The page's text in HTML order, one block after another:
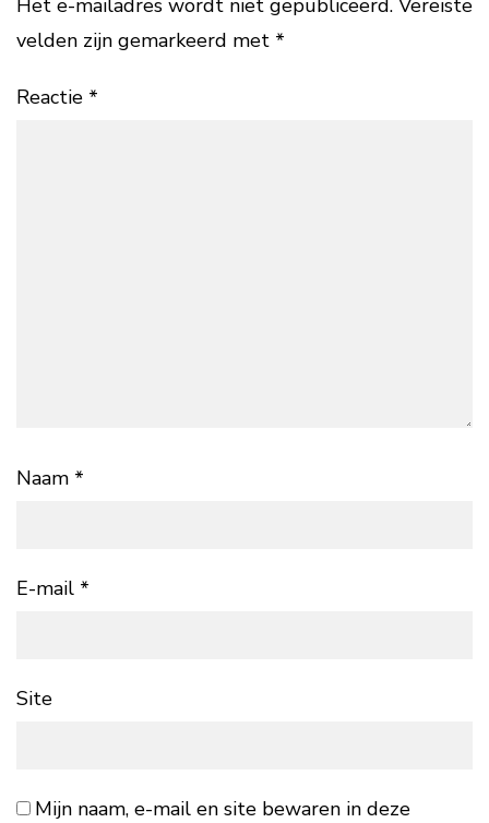
velden zijn gemarkeerd met *
Reactie *
Naam *
E-mail *
Site
Mijn naam, e-mail en site bewaren in deze